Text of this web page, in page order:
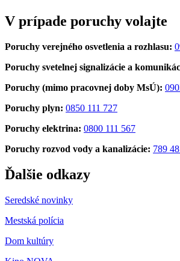
V prípade poruchy volajte
Poruchy verejného osvetlenia a rozhlasu:
Poruchy svetelnej signalizácie a
Poruchy (mimo pracovnej doby MsÚ):
Poruchy plyn: 0850 111 727
Poruchy elektrina: 0800 111 567
Poruchy rozvod vody a kanalizácie: 789
Ďalšie odkazy
Seredské novinky
Mestská polícia
Dom kultúry